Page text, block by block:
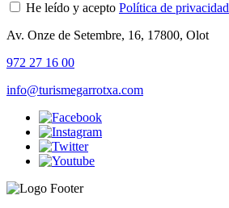
He leído y acepto Política de privacidad
Av. Onze de Setembre, 16, 17800, Olot
972 27 16 00
info@turismegarrotxa.com